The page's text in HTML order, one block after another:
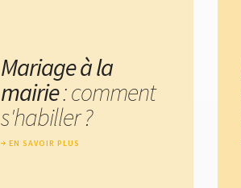
Mariage à la
mairie: comment
s'habiller ?
EN SAVOIR PLUS